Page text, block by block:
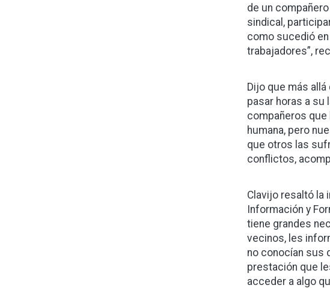
de un
sindical,
como sucedió
trabajadores”,
Dijo que más
pasar horas a
compañeros que
humana, pero
que otros las
conflictos,
Clavijo resaltó la
Información y
tiene grandes
vecinos, les
no conocían sus
prestación que
acceder a algo